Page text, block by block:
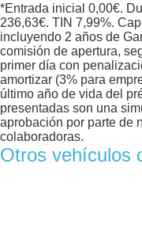
*Entrada inicial 0,00€.
236,63€. TIN 7,99%.
incluyendo 2 años de
comisión de apertura,
primer día con
amortizar (3% para
último año de vida del
presentadas son una
aprobación por parte de
colaboradoras.
Otros vehículos